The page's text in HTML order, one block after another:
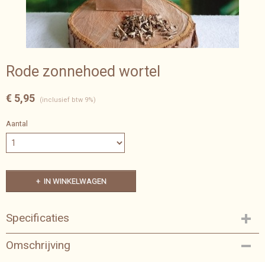
Rode zonnehoed wortel
€ 5,95 (inclusief btw 9%)
Aantal
IN WINKELWAGEN
Specificaties
Bruto gewicht
0,04 Kg
Omschrijving